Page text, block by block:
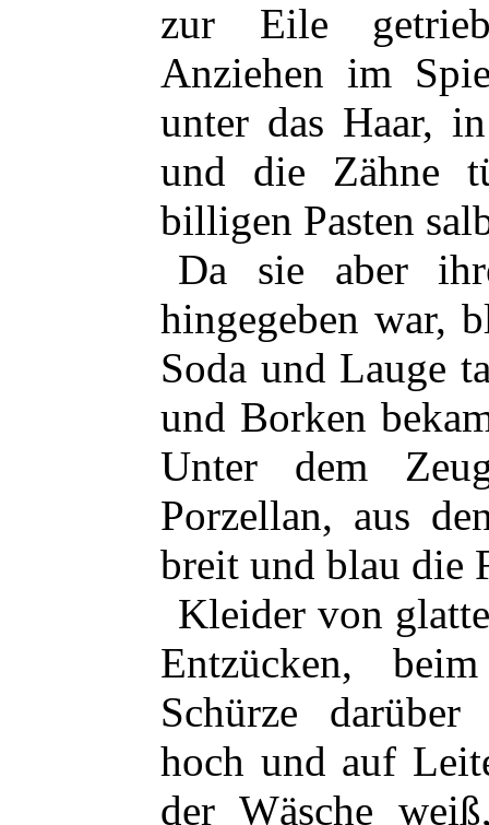
zur Eile
Anziehen im
unter das Haar,
und die Zähne
billigen Pasten
Da sie aber
hingegeben war,
Soda und Lauge
und Borken
Unter dem
Porzellan, aus
breit und blau die
Kleider von
Entzücken,
Schürze
hoch und auf
der Wäsche